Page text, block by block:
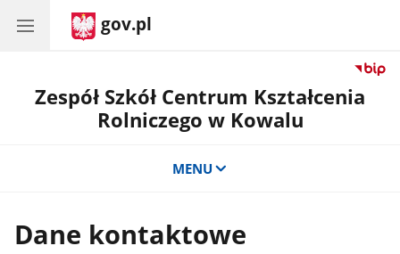
gov.pl
Zespół Szkół Centrum Kształcenia
Rolniczego w Kowalu
MENU
Dane kontaktowe